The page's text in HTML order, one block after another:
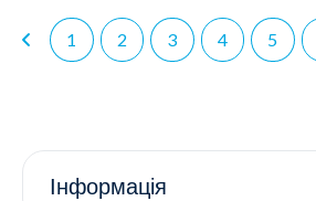
1 2 3 4 5
Інформація